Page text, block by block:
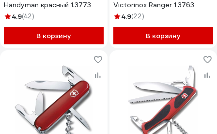
Handyman красный 1.3773
4.9(42)
В корзину
Victorinox Ranger 1.3763
4.9(22)
В корзину